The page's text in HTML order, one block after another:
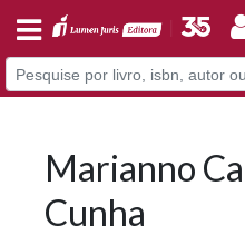
Marianno
Cunha